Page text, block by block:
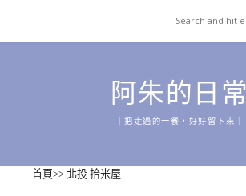
content
阿朱的日常
｜把走過的一餐，好好留下來｜
首頁>> 北投 拾米屋